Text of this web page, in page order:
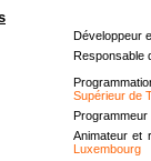
Développeur
Responsable
Supérieur de
Programmeur
Animateur et
Luxembourg